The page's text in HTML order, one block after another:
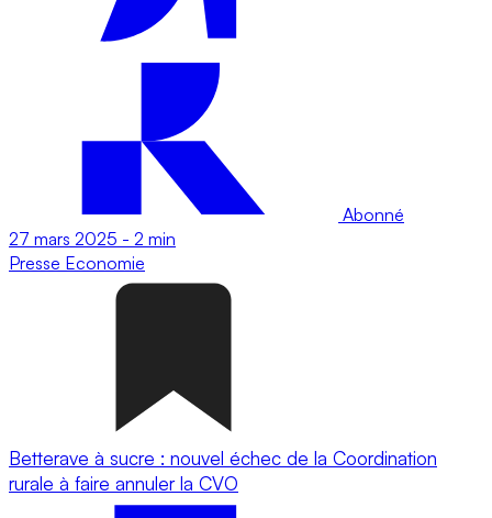
Abonné
27 mars 2025 - 2 min
Presse Economie
Betterave à sucre : nouvel échec de la Coordination
rurale à faire annuler la CVO